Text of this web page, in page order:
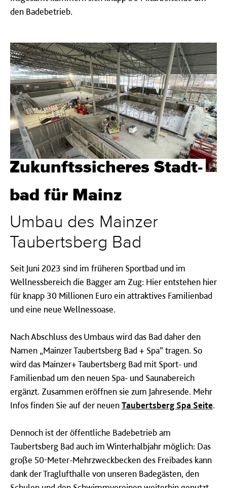
den Badebetrieb.
Zukunftssicheres Stadt­
bad für Mainz
Umbau des Mainzer
Taubertsberg Bad
Seit Juni 2023 sind im früheren Sportbad und im
Wellnessbereich die Bagger am Zug: Hier entstehen hier
für knapp 30 Millionen Euro ein attraktives Familienbad
und eine neue Wellnessoase.
Nach Abschluss des Umbaus wird das Bad daher den
Namen „Mainzer Taubertsberg Bad + Spa” tragen. So
wird das Mainzer+ Taubertsberg Bad mit Sport- und
Familienbad um den neuen Spa- und Saunabereich
ergänzt. Zusammen eröffnen sie zum Jahresende. Mehr
Infos finden Sie auf der neuenTaubertsberg Spa Seite.
Dennoch ist der öffentliche Badebetrieb am
Taubertsberg Bad auch im Winterhalbjahr möglich: Das
große 50-Meter-Mehrzweckbecken des Freibades kann
dank der Traglufthalle von unseren Badegästen, den